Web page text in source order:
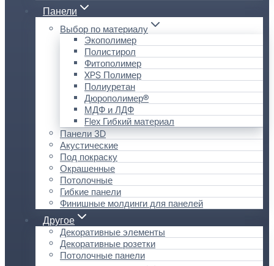
Панели
Выбор по материалу
Экополимер
Полистирол
Фитополимер
XPS Полимер
Полиуретан
Дюрополимер®
МДФ и ЛДФ
Flex Гибкий материал
Панели 3D
Акустические
Под покраску
Окрашенные
Потолочные
Гибкие панели
Финишные молдинги для панелей
Другое
Декоративные элементы
Декоративные розетки
Потолочные панели